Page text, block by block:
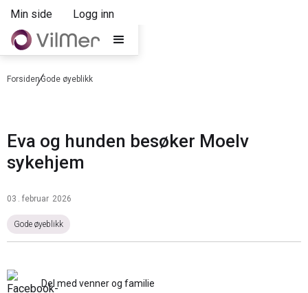
Min side Logg inn
ForsidenGode øyeblikk
Eva og hunden besøker Moelv
sykehjem
03 . februar 2026
Gode øyeblikk
Del med venner og familie